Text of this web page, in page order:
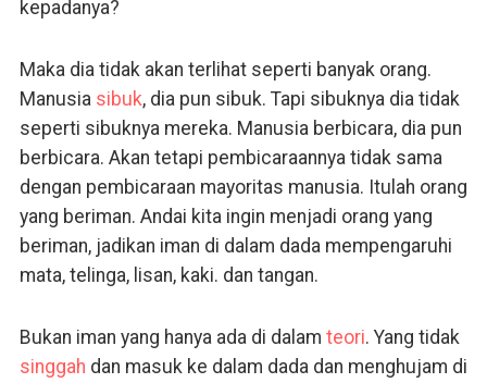
kepadanya?
Maka dia tidak akan terlihat seperti banyak orang.
Manusia sibuk, dia pun sibuk. Tapi sibuknya dia tidak
seperti sibuknya mereka. Manusia berbicara, dia pun
berbicara. Akan tetapi pembicaraannya tidak sama
dengan pembicaraan mayoritas manusia. Itulah orang
yang beriman. Andai kita ingin menjadi orang yang
beriman, jadikan iman di dalam dada mempengaruhi
mata, telinga, lisan, kaki. dan tangan.
Bukan iman yang hanya ada di dalam teori. Yang tidak
singgah dan masuk ke dalam dada dan menghujam di